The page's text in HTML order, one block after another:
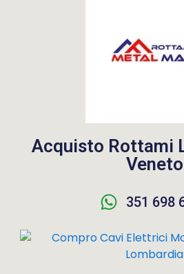
Acquisto Rottami
Veneto
351 698